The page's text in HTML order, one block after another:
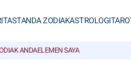
TANDA ZODIAKASTROLOGI
ANDAELEMEN SAYA